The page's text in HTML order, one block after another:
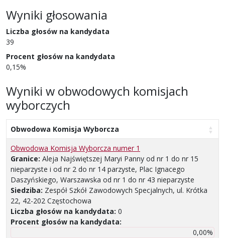
Wyniki głosowania
Liczba głosów na kandydata
39
Procent głosów na kandydata
0,15%
Wyniki w obwodowych komisjach
wyborczych
Obwodowa Komisja Wyborcza
Obwodowa Komisja Wyborcza numer 1
Granice: Aleja Najświętszej Maryi Panny od nr 1 do nr 15
nieparzyste i od nr 2 do nr 14 parzyste, Plac Ignacego
Daszyńskiego, Warszawska od nr 1 do nr 43 nieparzyste
Siedziba: Zespół Szkół Zawodowych Specjalnych, ul. Krótka
22, 42-202 Częstochowa
Liczba głosów na kandydata: 0
Procent głosów na kandydata:
0,00%